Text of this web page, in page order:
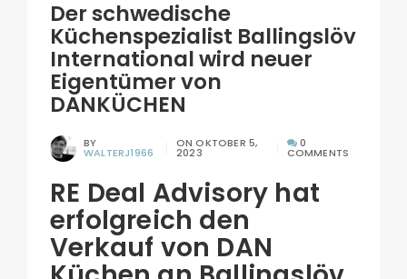
Der schwedische
Küchenspezialist Ballingslöv
International wird neuer
Eigentümer von
DANKÜCHEN
BY
WALTERJ1966
ON OKTOBER 5,
2023
0
COMMENTS
RE Deal Advisory hat
erfolgreich den
Verkauf von DAN